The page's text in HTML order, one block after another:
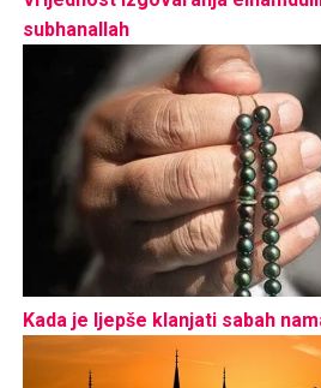
subhanallah
Kada je ljepše klanjati sabah